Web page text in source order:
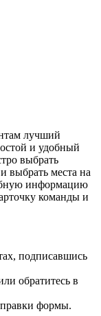
лучший
и удобный
выбрать
выбрать места на
информацию
команды и
подписавшись
обратитесь в
формы.